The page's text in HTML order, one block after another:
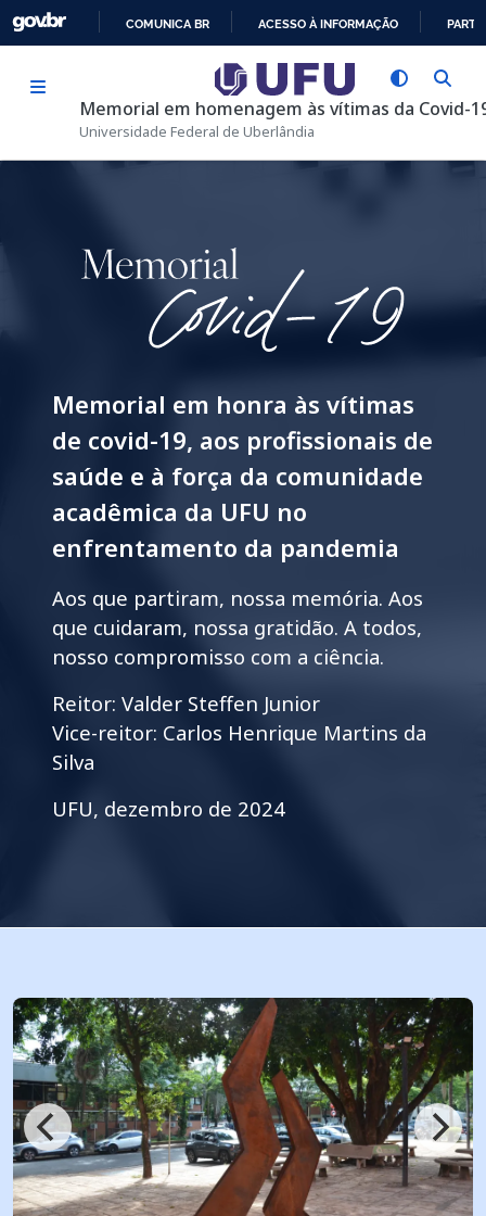
Pular para o conteúdo principal
PARA
O
CONTEÚDO
COMUNICA BR ACESSO À INFORMAÇÃO
Memorial em homenagem às vítimas da Covid-
Universidade Federal de Uberlândia
Imagem
Memorial em honra às vítimas
de covid-19, aos profissionais de
saúde e à força da comunidade
acadêmica da UFU no
enfrentamento da pandemia
Aos que partiram, nossa memória. Aos
que cuidaram, nossa gratidão. A todos,
nosso compromisso com a ciência.
Reitor: Valder Steffen Junior
Vice-reitor: Carlos Henrique Martins da
Silva
UFU, dezembro de 2024